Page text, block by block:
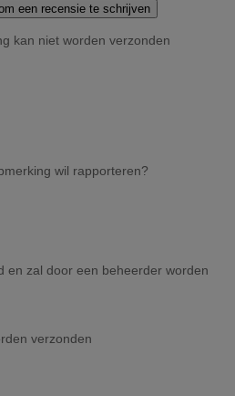
een recensie te schrijven
kan niet worden verzonden
wil rapporteren?
en zal door een beheerder worden
verzonden